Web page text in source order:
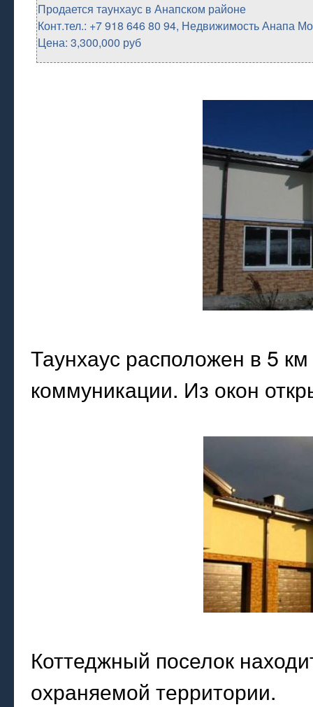
Продается таунхаус в Анапском районе
Конт.тел.: +7 918 646 80 94, Недвижимость Анапа
Цена: 3,300,000 руб
Таунхаус расположен в 5
коммуникации. Из окон
Коттеджный поселок
охраняемой территории.